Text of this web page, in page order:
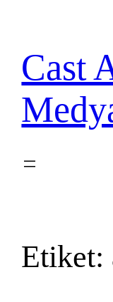
Cast
Etiket: